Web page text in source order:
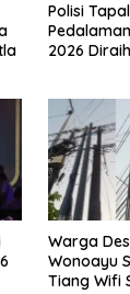
Polisi
2026
Warga
Wonoayu
Tiang Wifi